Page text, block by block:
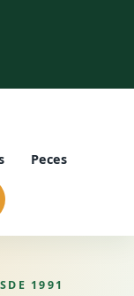
Peces
1991